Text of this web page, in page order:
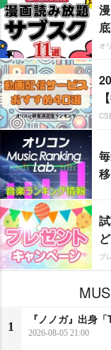
オ
CS
プ
1
『ノノガ』出身
2026-08-05 21:00